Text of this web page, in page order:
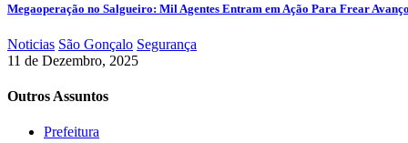
Megaoperação no Salgueiro: Mil Agentes Entram em Ação Para Frear
Noticias São Gonçalo Segurança
11 de Dezembro, 2025
Outros Assuntos
Prefeitura